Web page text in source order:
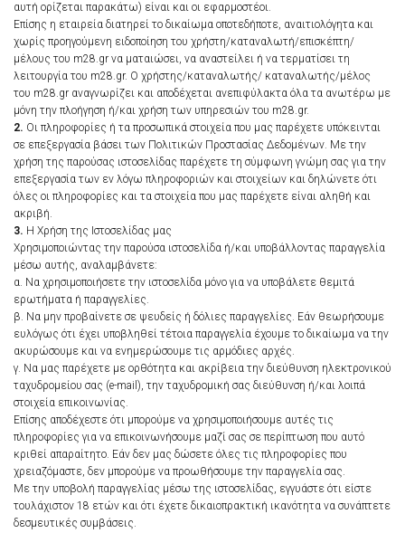
αυτή ορίζεται παρακάτω) είναι και οι εφαρμοστέοι.
Επίσης η εταιρεία διατηρεί το δικαίωμα οποτεδήποτε, αναιτιολόγητα και
χωρίς προηγούμενη ειδοποίηση του χρήστη/καταναλωτή/επισκέπτη/
μέλους του m28.gr να ματαιώσει, να αναστείλει ή να τερματίσει τη
λειτουργία του m28.gr. Ο χρήστης/καταναλωτής/ καταναλωτής/μέλος
του m28.gr αναγνωρίζει και αποδέχεται ανεπιφύλακτα όλα τα ανωτέρω με
μόνη την πλοήγηση ή/και χρήση των υπηρεσιών του m28.gr.
2. Οι πληροφορίες ή τα προσωπικά στοιχεία που μας παρέχετε υπόκεινται
σε επεξεργασία βάσει των Πολιτικών Προστασίας Δεδομένων. Με την
χρήση της παρούσας ιστοσελίδας παρέχετε τη σύμφωνη γνώμη σας για την
επεξεργασία των εν λόγω πληροφοριών και στοιχείων και δηλώνετε ότι
όλες οι πληροφορίες και τα στοιχεία που μας παρέχετε είναι αληθή και
ακριβή.
3. Η Χρήση της Ιστοσελίδας μας
Χρησιμοποιώντας την παρούσα ιστοσελίδα ή/και υποβάλλοντας παραγγελία
μέσω αυτής, αναλαμβάνετε:
α. Να χρησιμοποιήσετε την ιστοσελίδα μόνο για να υποβάλετε θεμιτά
ερωτήματα ή παραγγελίες.
β. Να μην προβαίνετε σε ψευδείς ή δόλιες παραγγελίες. Εάν θεωρήσουμε
ευλόγως ότι έχει υποβληθεί τέτοια παραγγελία έχουμε το δικαίωμα να την
ακυρώσουμε και να ενημερώσουμε τις αρμόδιες αρχές.
γ. Να μας παρέχετε με ορθότητα και ακρίβεια την διεύθυνση ηλεκτρονικού
ταχυδρομείου σας (e-mail), την ταχυδρομική σας διεύθυνση ή/και λοιπά
στοιχεία επικοινωνίας.
Επίσης αποδέχεστε ότι μπορούμε να χρησιμοποιήσουμε αυτές τις
πληροφορίες για να επικοινωνήσουμε μαζί σας σε περίπτωση που αυτό
κριθεί απαραίτητο. Εάν δεν μας δώσετε όλες τις πληροφορίες που
χρειαζόμαστε, δεν μπορούμε να προωθήσουμε την παραγγελία σας.
Με την υποβολή παραγγελίας μέσω της ιστοσελίδας, εγγυάστε ότι είστε
τουλάχιστον 18 ετών και ότι έχετε δικαιοπρακτική ικανότητα να συνάπτετε
δεσμευτικές συμβάσεις.